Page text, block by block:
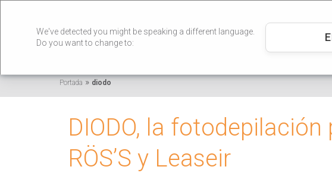
We've detected you might be speaking a different language.
Do you want to change to:
Portada»diodo
DIODO, la
RÖS’S y Leaseir